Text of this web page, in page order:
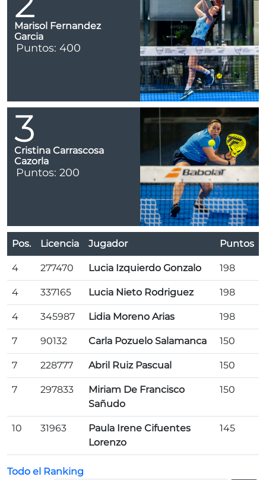
Marisol Fernandez
Garcia
Puntos: 400
3
Cristina Carrascosa
Cazorla
Puntos: 200
Pos. Licencia Jugador Puntos
4 277470 Lucia Izquierdo Gonzalo 198
4 337165 Lucia Nieto Rodriguez 198
4 345987 Lidia Moreno Arias 198
7 90132 Carla Pozuelo Salamanca 150
7 228777 Abril Ruiz Pascual 150
7 297833
Miriam De Francisco
Sañudo
150
10 31963
Paula Irene Cifuentes
Lorenzo
145
Todo el Ranking